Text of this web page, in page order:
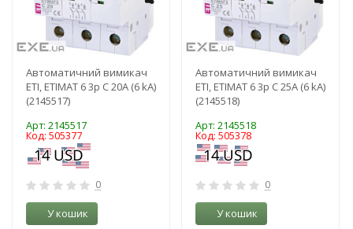
Автоматичний вимикач
ETI, ETIMAT 6 3p C 20А (6 kA)
(2145517)
Арт: 2145517
Код: 505377
0
У кошик
Автоматичний вимикач
ETI, ETIMAT 6 3p C 25А (6 kA)
(2145518)
Арт: 2145518
Код: 505378
0
У кошик